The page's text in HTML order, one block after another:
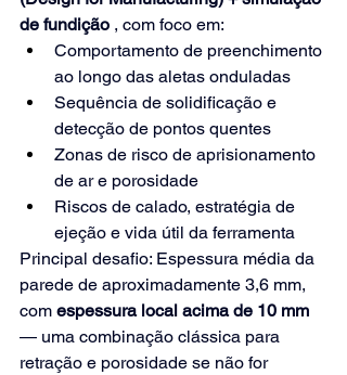
de fundição , com foco em:
Comportamento de preenchimento
ao longo das aletas onduladas
Sequência de solidificação e
detecção de pontos quentes
Zonas de risco de aprisionamento
de ar e porosidade
Riscos de calado, estratégia de
ejeção e vida útil da ferramenta
Principal desafio: Espessura média da
parede de aproximadamente 3,6 mm,
com espessura local acima de 10 mm
— uma combinação clássica para
retração e porosidade se não for